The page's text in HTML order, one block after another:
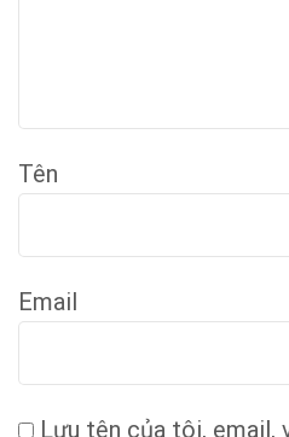
Tên
Email
Lưu tên của tôi, email,